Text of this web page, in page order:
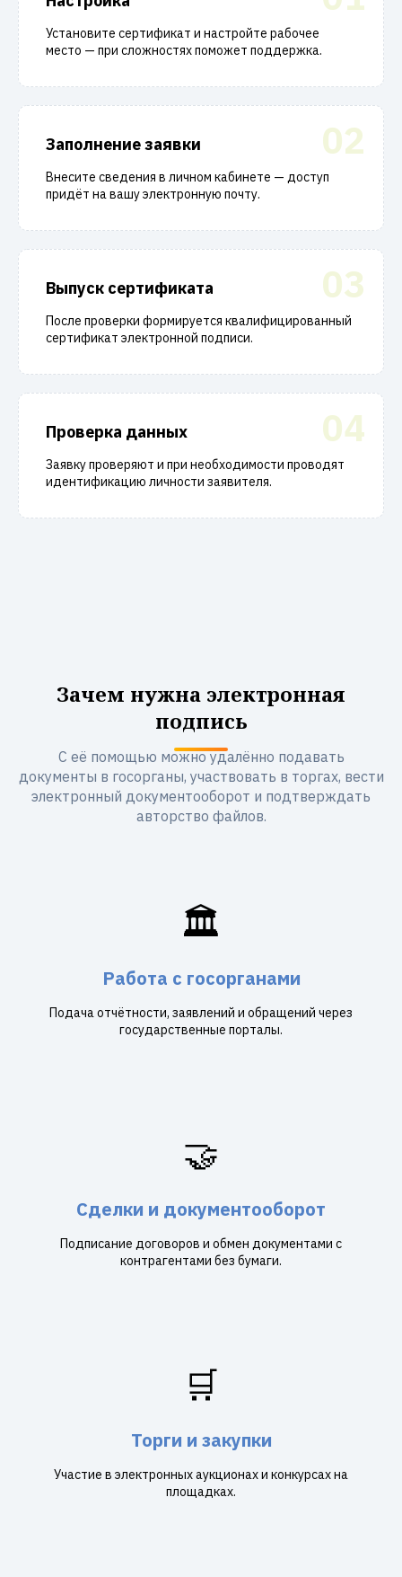
Установите сертификат и настройте рабочее
место — при сложностях поможет поддержка.
02
Заполнение заявки
Внесите сведения в личном кабинете — доступ
придёт на вашу электронную почту.
03
Выпуск сертификата
После проверки формируется квалифицированный
сертификат электронной подписи.
04
Проверка данных
Заявку проверяют и при необходимости проводят
идентификацию личности заявителя.
Зачем нужна электронная
подпись
С её помощью можно удалённо подавать
документы в госорганы, участвовать в торгах, вести
электронный документооборот и подтверждать
авторство файлов.
🏛️
Работа с госорганами
Подача отчётности, заявлений и обращений через
государственные порталы.
🤝
Сделки и документооборот
Подписание договоров и обмен документами с
контрагентами без бумаги.
🛒
Торги и закупки
Участие в электронных аукционах и конкурсах на
площадках.